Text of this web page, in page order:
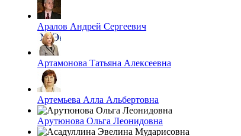
Аралов Андрей Сергеевич
Артамонова Татьяна Алексеевна
Артемьева Алла Альбертовна
Арутюнова Ольга Леонидовна